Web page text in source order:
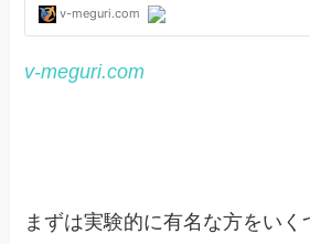
v-meguri.com
まずは実験的に有名な方をいく